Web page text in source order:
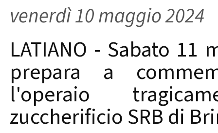
venerdì 10 maggio 2024
LATIANO - Sabato 11
prepara a
l'operaio
zuccherificio SRB di